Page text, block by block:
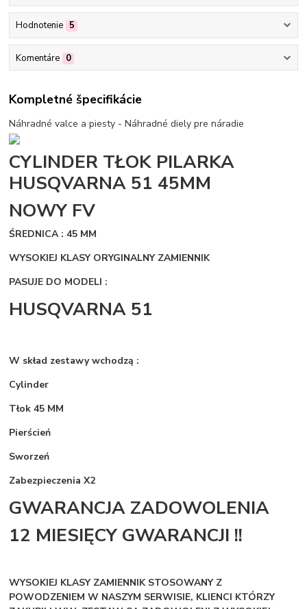
Hodnotenie 5
Komentáre 0
Kompletné špecifikácie
Náhradné valce a piesty - Náhradné diely pre náradie
CYLINDER TŁOK PILARKA
HUSQVARNA 51 45MM
NOWY FV
ŚREDNICA : 45 MM
WYSOKIEJ KLASY ORYGINALNY ZAMIENNIK
PASUJE DO MODELI :
HUSQVARNA 51
W skład zestawy wchodzą :
Cylinder
Tłok 45 MM
Pierścień
Sworzeń
Zabezpieczenia X2
GWARANCJA ZADOWOLENIA
12 MIESIĘCY GWARANCJI !!
WYSOKIEJ KLASY ZAMIENNIK STOSOWANY Z
POWODZENIEM W NASZYM SERWISIE, KLIENCI KTÓRZY